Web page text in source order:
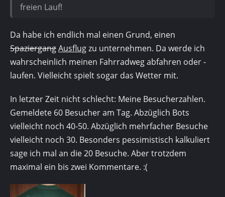
freien Lauf!
Da habe ich endlich mal einen Grund, einen
SpaziergangAusflugzu unternehmen. Da werde ich
wahrscheinlich meinen Fahrradweg abfahren oder -
laufen. Vielleicht spielt sogar das Wetter mit.
In letzter Zeit nicht schlecht: Meine Besucherzahlen.
Gemeldete 60 Besucher am Tag. Abzüglich Bots
vielleicht noch 40-50. Abzüglich mehrfacher Besuche
vielleicht noch 30. Besonders pessimistisch kalkuliert
sage ich mal an die 20 Besuche. Aber trotzdem
maximal ein bis zwei Kommentare. :(